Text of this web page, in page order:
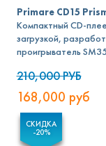
Primare CD15
Компактный CD-
загрузкой,
проигрыватель
210,000РУБ
168,000 руб
СКИДКА
-20%